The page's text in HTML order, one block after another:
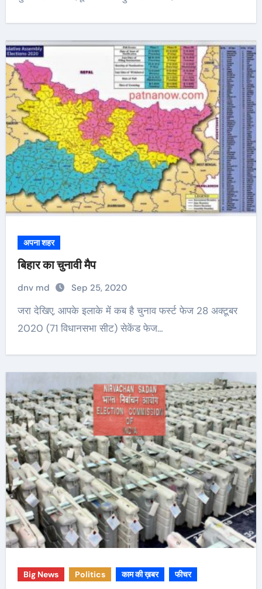
अपना शहर
बिहार का चुनावी मैप
dnv md Sep 25, 2020
जरा देखिए, आपके इलाके में कब है चुनाव फर्स्ट फेज 28 अक्टूबर
2020 (71 विधानसभा सीट) सेकेंड फेज…
Big News Politics काम की ख़बर फीचर